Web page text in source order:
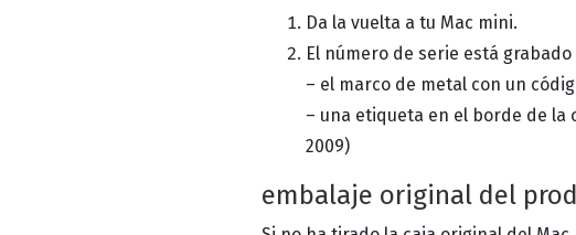
Da la vuelta a tu Mac mini.
El número de serie está grabado
– el marco de metal con un
– una etiqueta en el borde de la
2009)
embalaje original del